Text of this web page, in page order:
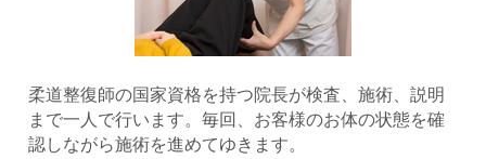
柔道整復師の国家資格を持つ院長が検査、施術、説明
まで一人で行います。毎回、お客様のお体の状態を確
認しながら施術を進めてゆきます。